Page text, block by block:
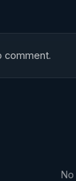
comment.